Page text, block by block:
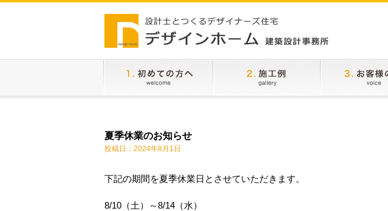
夏季休業のお知らせ
投稿日：2024年8月1日
下記の期間を夏季休業日とさせていただきます。
8/10（土）～8/14（水）